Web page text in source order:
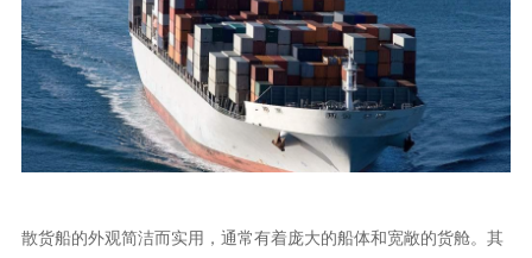
散货船的外观简洁而实用，通常有着庞大的船体和宽敞的货舱。其